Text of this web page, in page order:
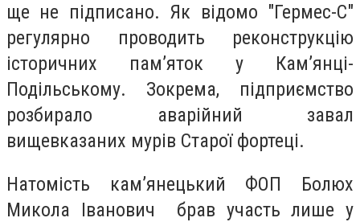
ще не підписано. Як відомо "Гермес-С"
регулярно проводить реконструкцію
історичних пам’яток у Кам’янці-
Подільському. Зокрема, підприємство
розбирало аварійний завал
вищевказаних мурів Старої фортеці.
Натомість кам’янецький ФОП Болюх
Микола Іванович брав участь лише у